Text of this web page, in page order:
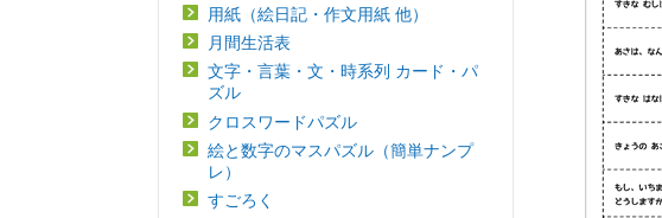
用紙（絵日記・作文用紙 他）
月間生活表
文字・言葉・文・時系列 カード・パ
ズル
クロスワードパズル
絵と数字のマスパズル（簡単ナンプ
レ）
すごろく